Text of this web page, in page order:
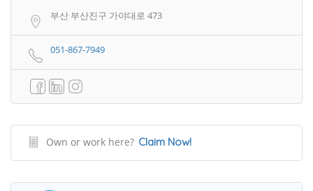
부산 부산진구 가야대로 473
051-867-7949
Own or work here? Claim Now!